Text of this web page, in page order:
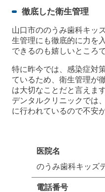
徹底した衛生管理
山口市ののうみ歯科キッ
生管理にも徹底的に力を
できるのも嬉しいところで
特に昨今では、感染症対
ているため、衛生管理が
は大切なことだと言えま
デンタルクリニックでは
に行われているので不安
医院名
のうみ歯科キッズ
電話番号